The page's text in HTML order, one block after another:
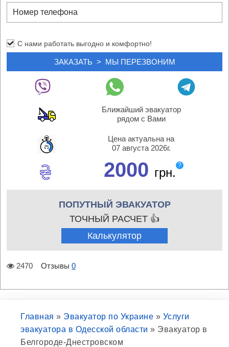
С нами работать выгодно и комфортно!
Ближайший эвакуатор
рядом с Вами
Цена актуальна на
07 августа 2026г.
2000 грн.
?
ПОПУТНЫЙ ЭВАКУАТОР
ТОЧНЫЙ РАСЧЕТ 👍
Калькулятор
2470 Отзывы 0
Главная » Эвакуатор по Украине » Услуги
эвакуатора в Одесской области » Эвакуатор в
Белгороде-Днестровском